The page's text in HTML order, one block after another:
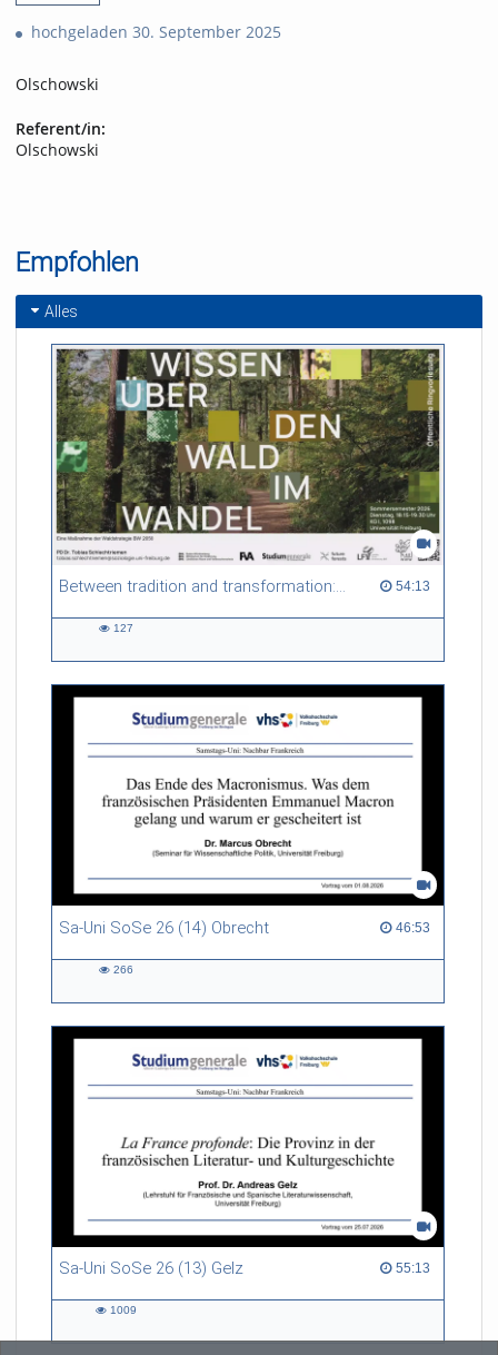
hochgeladen 30. September 2025
Olschowski
Referent/in:
Olschowski
Empfohlen
Alles
Between tradition and transformation: how owners, advisers and institutions co-create knowledge for resilient forests in Europe 54:13
54:13 duration
127
Sa-Uni SoSe 26 (14) Obrecht 46:53
46:53 duration
266
Sa-Uni SoSe 26 (13) Gelz 55:13
55:13 duration
1009